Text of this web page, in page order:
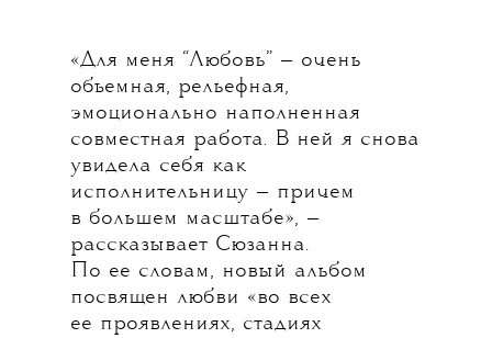
«Для меня “Любовь” — очень
объемная, рельефная,
эмоционально наполненная
совместная работа. В ней я снова
увидела себя как
исполнительницу — причем
в большем масштабе», —
рассказывает Сюзанна.
По ее словам, новый альбом
посвящен любви «во всех
ее проявлениях, стадиях